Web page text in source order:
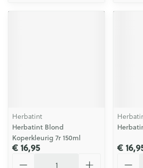
Herbatint
Herbatint Blond
Koperkleurig 7r 150ml
€ 16,95 €